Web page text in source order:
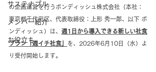
サステナブル
メンバー紹介
お役立ち
の企画運営を行うボンディッシュ株式会社（本社：
東京都千代田区、代表取締役：上形 秀一郎、以下 ボ
ンディッシュ）は、 週1日から導入できる新しい社食
プラン「週イチ社食」 を、2026年6月10日（水）よ
り受付開始します。